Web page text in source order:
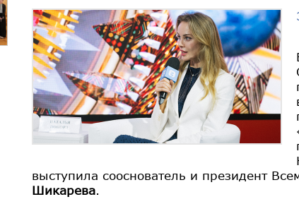
выступила сооснователь и президент
Шикарева.